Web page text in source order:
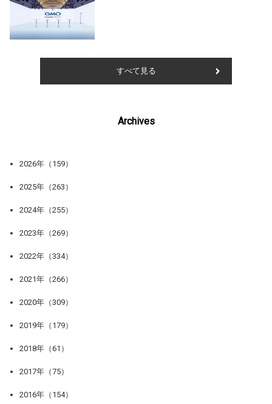
すべて見る
Archives
2026年（159）
2025年（263）
2024年（255）
2023年（269）
2022年（334）
2021年（266）
2020年（309）
2019年（179）
2018年（61）
2017年（75）
2016年（154）